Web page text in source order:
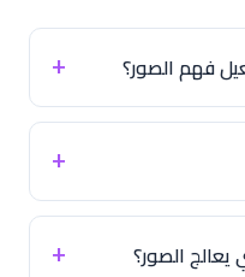
فهم الصور؟
الصور؟